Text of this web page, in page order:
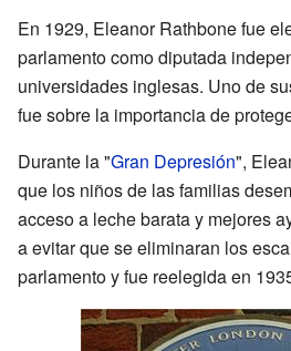
En 1929, Eleanor Rathbone fue
parlamento como diputada
universidades inglesas. Uno de
fue sobre la importancia de
Durante la "Gran Depresión",
que los niños de las familias
acceso a leche barata y mejores
a evitar que se eliminaran los
parlamento y fue reelegida en